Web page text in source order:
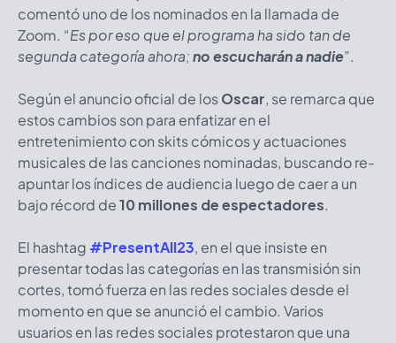
comentó uno de los nominados en la llamada de
Zoom. “Es por eso que el programa ha sido tan de
segunda categoría ahora;no escucharán a nadie”.
Según el anuncio oficial de losOscar, se remarca que
estos cambios son para enfatizar en el
entretenimiento con skits cómicos y actuaciones
musicales de las canciones nominadas, buscando re-
apuntar los índices de audiencia luego de caer a un
bajo récord de10 millones de espectadores.
El hashtag #PresentAll23, en el que insiste en
presentar todas las categorías en las transmisión sin
cortes, tomó fuerza en las redes sociales desde el
momento en que se anunció el cambio. Varios
usuarios en las redes sociales protestaron que una